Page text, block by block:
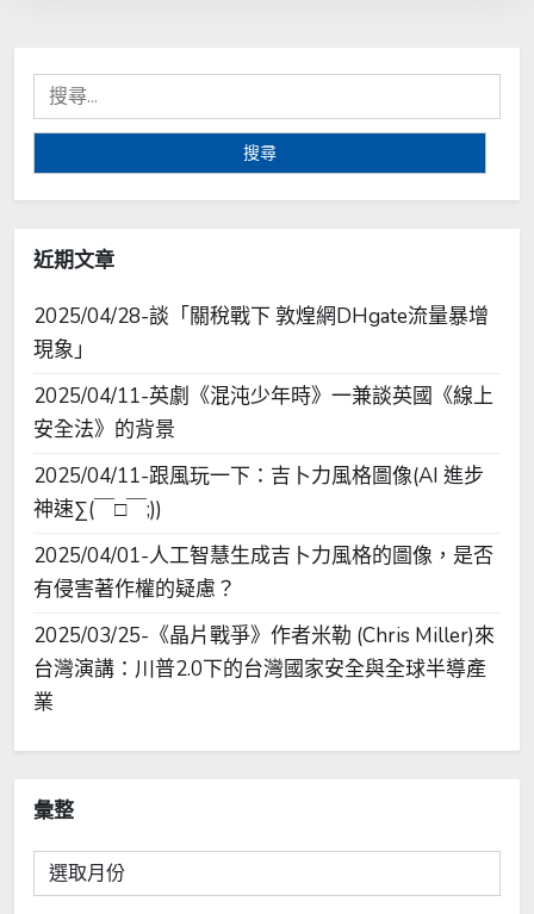
搜
尋
近期文章
2025/04/28-談「關稅戰下 敦煌網DHgate流量暴增
現象」
2025/04/11-英劇《混沌少年時》一兼談英國《線上
安全法》的背景
2025/04/11-跟風玩一下：吉卜力風格圖像(AI 進步
神速∑(￣□￣;))
2025/04/01-人工智慧生成吉卜力風格的圖像，是否
有侵害著作權的疑慮？
2025/03/25-《晶片戰爭》作者米勒 (Chris Miller)來
台灣演講：川普2.0下的台灣國家安全與全球半導產
業
彙整
彙
整